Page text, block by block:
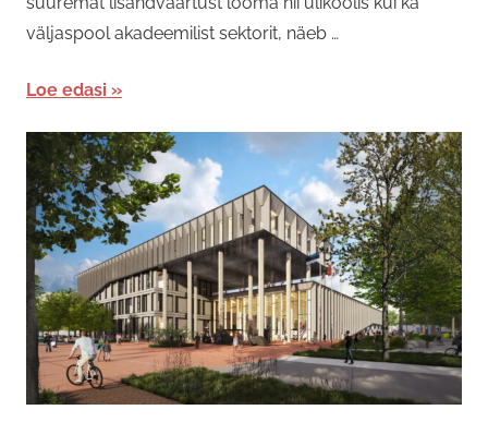
väljaspool akadeemilist sektorit, näeb …
Loe edasi